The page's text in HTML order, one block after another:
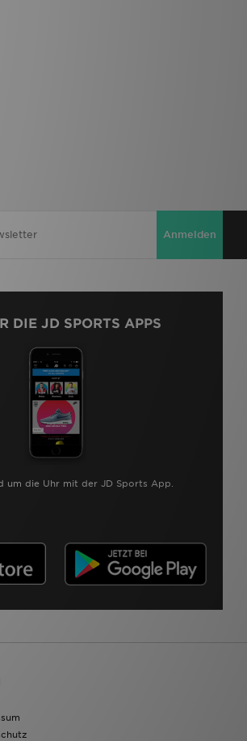
Anmelden
DIE JD SPORTS APPS
um die Uhr mit der JD Sports App.